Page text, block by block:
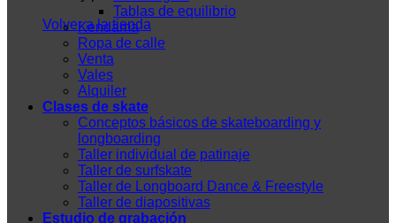
Volver a la tienda
Tablas de equilibrio
Kendama
Ropa de calle
Venta
Vales
Alquiler
Clases de skate
Conceptos básicos de skateboarding y
longboarding
Taller individual de patinaje
Taller de surfskate
Taller de Longboard Dance & Freestyle
Taller de diapositivas
Estudio de grabación